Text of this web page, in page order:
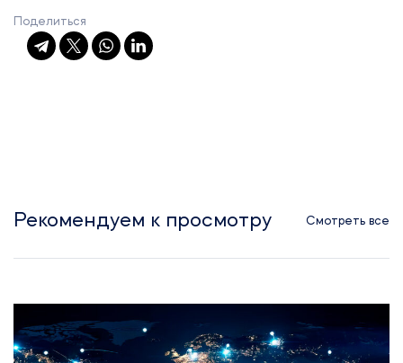
Поделиться
Рекомендуем к просмотру Смотреть все